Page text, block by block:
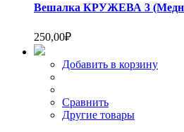
Вешалка КРУЖЕВА 3
250,00₽
Добавить в корзину
Сравнить
Другие товары